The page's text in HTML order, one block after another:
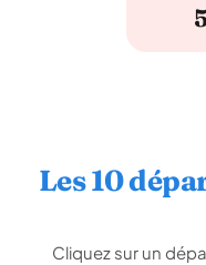
Les 10
Cliquez sur un